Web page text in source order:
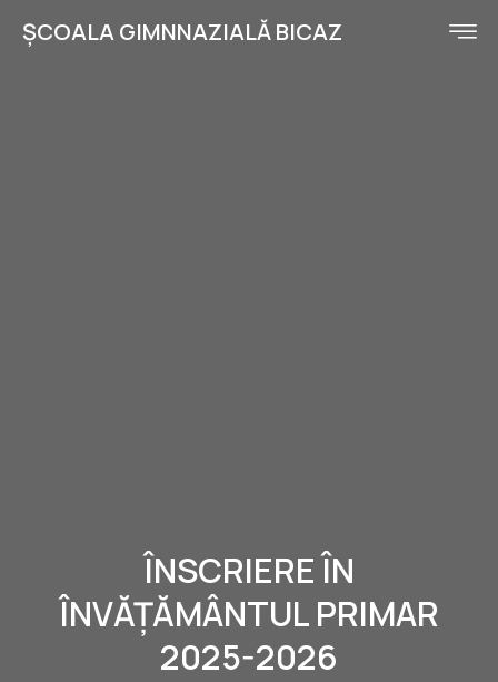
ȘCOALA GIMNNAZIALĂ BICAZ
ÎNSCRIERE ÎN
ÎNVĂȚĂMÂNTUL PRIMAR
2025-2026